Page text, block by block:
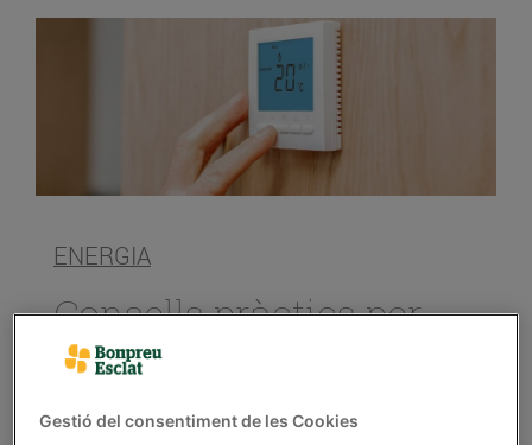
ENERGIA
Consells pràctics per
estalviar energia i
diners amb la
calefacció
Gestió del consentiment de les Cookies